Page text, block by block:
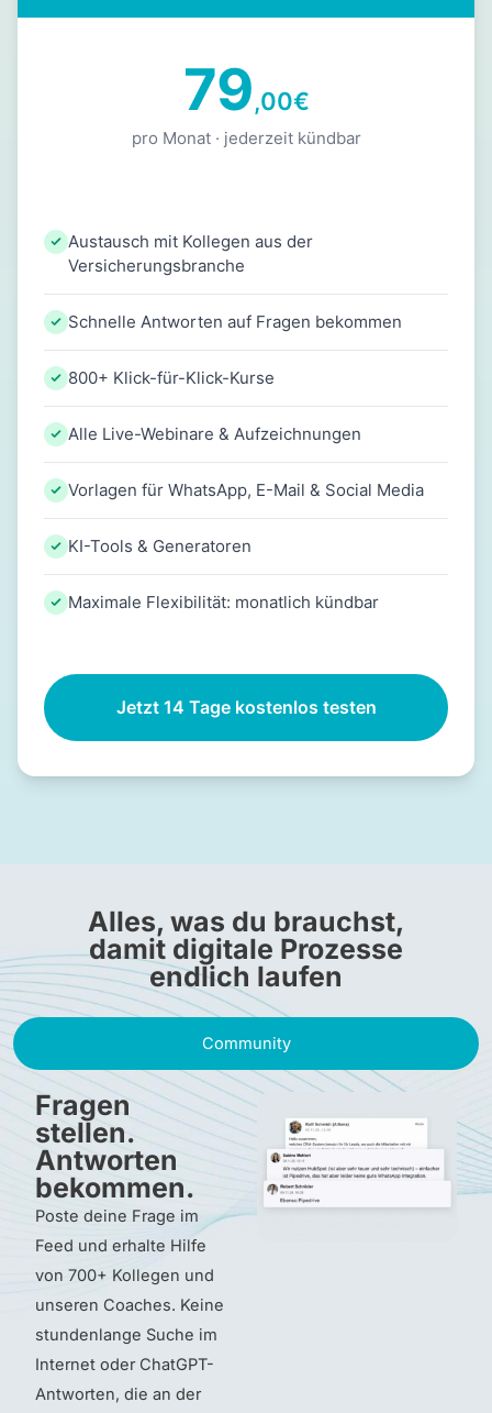
79,00€
pro Monat · jederzeit kündbar
Austausch mit Kollegen aus der
Versicherungsbranche
Schnelle Antworten auf Fragen bekommen
800+ Klick-für-Klick-Kurse
Alle Live-Webinare & Aufzeichnungen
Vorlagen für WhatsApp, E-Mail & Social Media
KI-Tools & Generatoren
Maximale Flexibilität: monatlich kündbar
Jetzt 14 Tage kostenlos testen
Alles, was du brauchst,
damit digitale Prozesse
endlich laufen
Community
Fragen
stellen.
Antworten
bekommen.
Poste deine Frage im
Feed und erhalte Hilfe
von 700+ Kollegen und
unseren Coaches. Keine
stundenlange Suche im
Internet oder ChatGPT-
Antworten, die an der